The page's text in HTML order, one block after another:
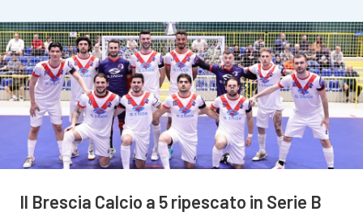
Il Brescia Calcio a 5 ripescato in Serie B